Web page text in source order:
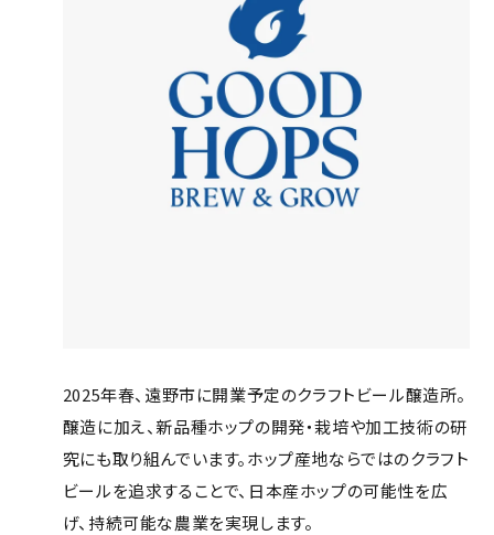
2025年春、遠野市に開業予定のクラフトビール醸造所。
醸造に加え、新品種ホップの開発・栽培や加工技術の研
究にも取り組んでいます。ホップ産地ならではのクラフト
ビールを追求することで、日本産ホップの可能性を広
げ、持続可能な農業を実現します。